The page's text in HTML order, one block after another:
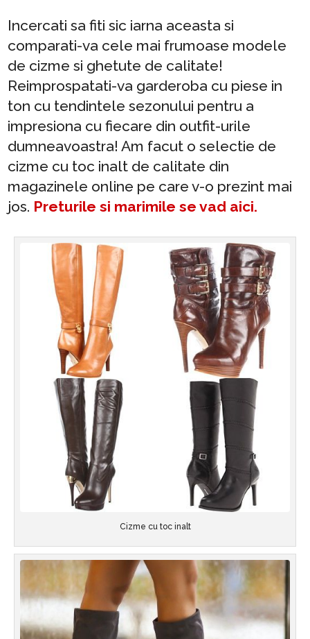
Incercati sa fiti sic iarna aceasta si
comparati-va cele mai frumoase modele
de cizme si ghetute de calitate!
Reimprospatati-va garderoba cu piese in
ton cu tendintele sezonului pentru a
impresiona cu fiecare din outfit-urile
dumneavoastra! Am facut o selectie de
cizme cu toc inalt de calitate din
magazinele online pe care v-o prezint mai
jos. Preturile si marimile se vad aici.
Cizme cu toc inalt